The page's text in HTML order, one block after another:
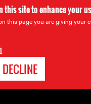
this site to enhance your
this page you are giving your
DECLINE